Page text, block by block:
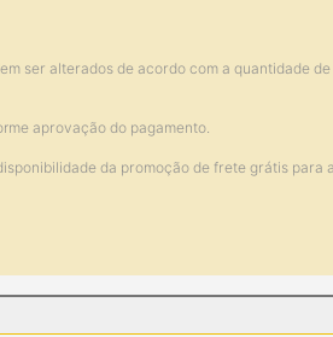
ser alterados de acordo com a quantidade de
aprovação do pagamento.
da promoção de frete grátis para